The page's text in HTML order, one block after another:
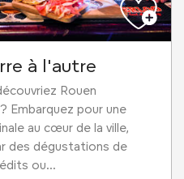
à l'autre
Rouen
Embarquez pour une
au cœur de la ville,
des dégustations de
ou...